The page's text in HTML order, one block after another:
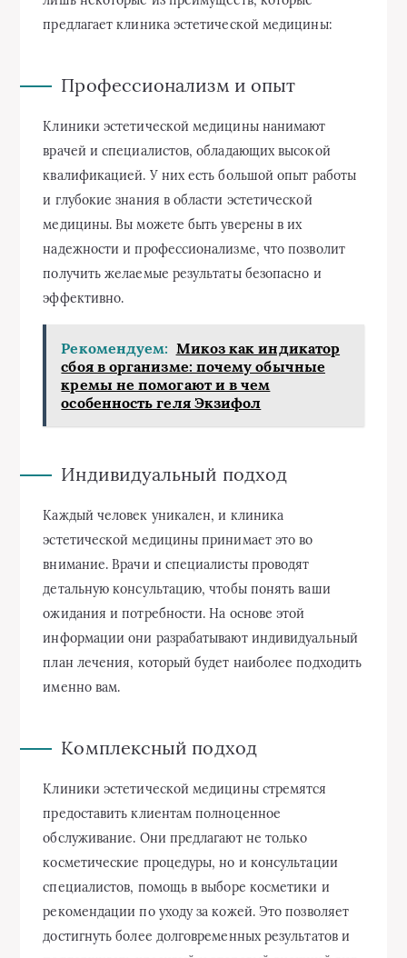
предлагает клиника эстетической медицины:
Профессионализм и опыт
Клиники эстетической медицины нанимают
врачей и специалистов, обладающих высокой
квалификацией. У них есть большой опыт работы
и глубокие знания в области эстетической
медицины. Вы можете быть уверены в их
надежности и профессионализме, что позволит
получить желаемые результаты безопасно и
эффективно.
Рекомендуем: Микоз как индикатор
сбоя в организме: почему обычные
кремы не помогают и в чем
особенность геля Экзифол
Индивидуальный подход
Каждый человек уникален, и клиника
эстетической медицины принимает это во
внимание. Врачи и специалисты проводят
детальную консультацию, чтобы понять ваши
ожидания и потребности. На основе этой
информации они разрабатывают индивидуальный
план лечения, который будет наиболее подходить
именно вам.
Комплексный подход
Клиники эстетической медицины стремятся
предоставить клиентам полноценное
обслуживание. Они предлагают не только
косметические процедуры, но и консультации
специалистов, помощь в выборе косметики и
рекомендации по уходу за кожей. Это позволяет
достигнуть более долговременных результатов и